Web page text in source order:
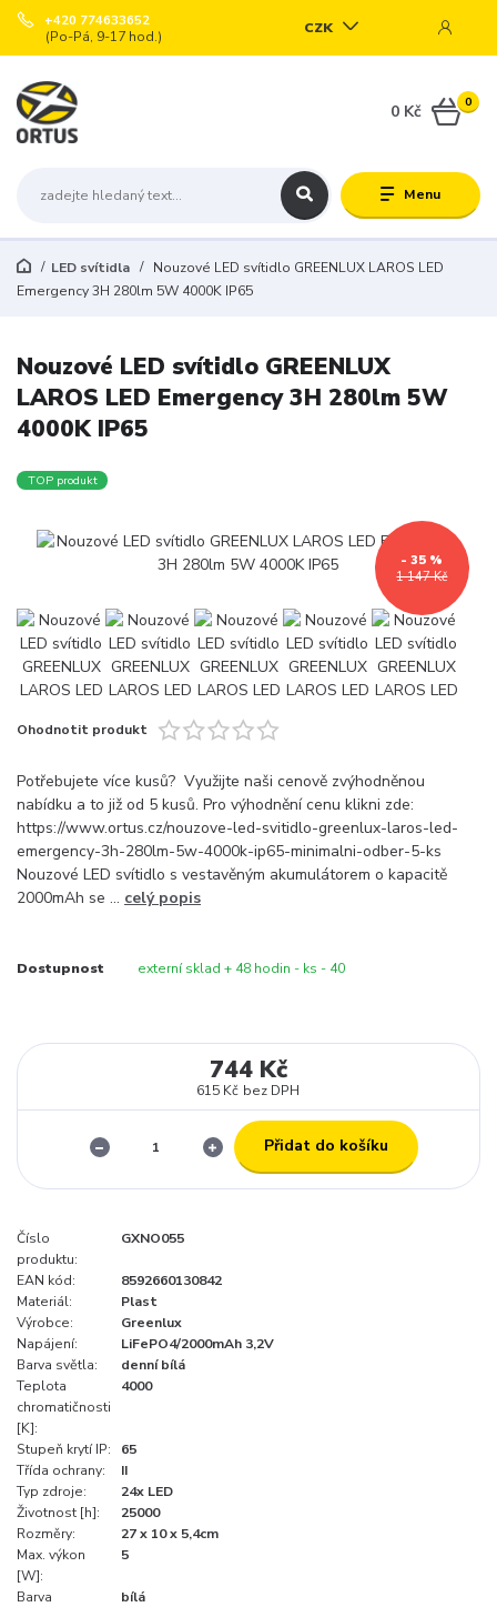
Menu
CZK
+420 774633652
(Po-Pá, 9-17 hod.)
0
0 Kč
LED svítidla
Nouzové LED svítidlo GREENLUX LAROS LED
Emergency 3H 280lm 5W 4000K IP65
Nouzové LED svítidlo GREENLUX
LAROS LED Emergency 3H 280lm 5W
4000K IP65
TOP produkt
1 147 Kč
- 35 %
Ohodnotit produkt
Potřebujete více kusů? Využijte naši cenově zvýhodněnou
nabídku a to již od 5 kusů. Pro výhodnění cenu klikni zde:
https://www.ortus.cz/nouzove-led-svitidlo-greenlux-laros-led-
emergency-3h-280lm-5w-4000k-ip65-minimalni-odber-5-ks
Nouzové LED svítidlo s vestavěným akumulátorem o kapacitě
2000mAh se ... celý popis
Dostupnost externí sklad + 48 hodin - ks - 40
744 Kč
615 Kč bez DPH
Přidat do košíku
Číslo
produktu:
GXNO055
EAN kód:
8592660130842
Materiál:
Plast
Výrobce:
Greenlux
Napájení:
LiFePO4/2000mAh 3,2V
Barva světla:
denní bílá
Teplota
chromatičnosti
[K]:
4000
Stupeň krytí IP:
65
Třída ochrany:
II
Typ zdroje:
24x LED
Životnost [h]:
25000
Rozměry:
27 x 10 x 5,4cm
Max. výkon
[W]:
5
Barva
bílá